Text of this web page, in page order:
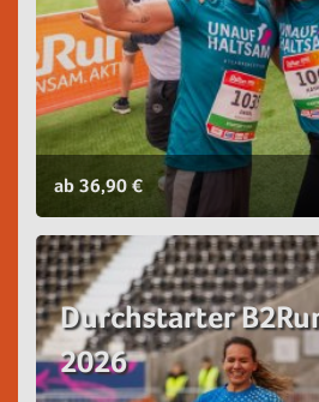
ab 36,90 €
Durchstarter
2026